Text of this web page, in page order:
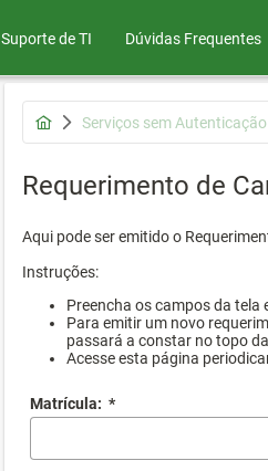
Suporte de TI Dúvidas Frequentes
Serviços sem Autenticação
Requerimento de
Aqui pode ser emitido o
Instruções:
Preencha os campos da tela
Para emitir um novo
passará a constar no topo
Acesse esta página
Matrícula: *